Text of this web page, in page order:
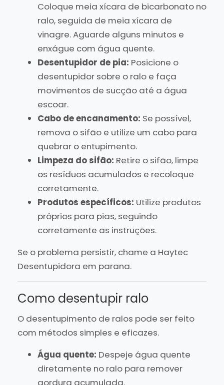
Coloque meia xícara de bicarbonato no
ralo, seguida de meia xícara de
vinagre. Aguarde alguns minutos e
enxágue com água quente.
Desentupidor de pia: Posicione o
desentupidor sobre o ralo e faça
movimentos de sucção até a água
escoar.
Cabo de encanamento: Se possível,
remova o sifão e utilize um cabo para
quebrar o entupimento.
Limpeza do sifão: Retire o sifão, limpe
os resíduos acumulados e recoloque
corretamente.
Produtos específicos: Utilize produtos
próprios para pias, seguindo
corretamente as instruções.
Se o problema persistir, chame a Haytec
Desentupidora em parana.
Como desentupir ralo
O desentupimento de ralos pode ser feito
com métodos simples e eficazes.
Água quente: Despeje água quente
diretamente no ralo para remover